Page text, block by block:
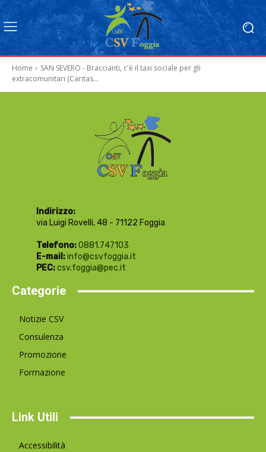
Home
SAN SEVERO - Braccianti, c'è il taxi sociale per gli
extracomunitari (Caritas...
Indirizzo:
via Luigi Rovelli, 48 - 71122 Foggia
Telefono:0881.747103
E-mail:info@csvfoggia.it
PEC:csv.foggia@pec.it
Categorie
Notizie CSV
Consulenza
Promozione
Formazione
Link Utili
Accessibilità